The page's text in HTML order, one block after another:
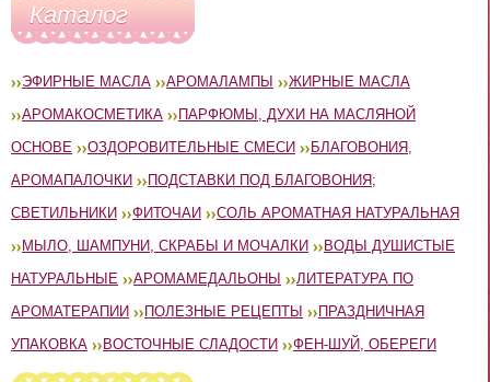
Каталог
ЭФИРНЫЕ МАСЛА АРОМАЛАМПЫ
ЖИРНЫЕ МАСЛА
АРОМАКОСМЕТИКА
ПАРФЮМЫ, ДУХИ НА МАСЛЯНОЙ
ОСНОВЕ
ОЗДОРОВИТЕЛЬНЫЕ СМЕСИ
БЛАГОВОНИЯ,
АРОМАПАЛОЧКИ
ПОДСТАВКИ ПОД БЛАГОВОНИЯ;
СВЕТИЛЬНИКИ
ФИТОЧАИ
СОЛЬ АРОМАТНАЯ НАТУРАЛЬНАЯ
МЫЛО, ШАМПУНИ, СКРАБЫ И МОЧАЛКИ
ВОДЫ ДУШИСТЫЕ
НАТУРАЛЬНЫЕ
АРОМАМЕДАЛЬОНЫ
ЛИТЕРАТУРА ПО
АРОМАТЕРАПИИ
ПОЛЕЗНЫЕ РЕЦЕПТЫ
ПРАЗДНИЧНАЯ
УПАКОВКА
ВОСТОЧНЫЕ СЛАДОСТИ ФЕН-ШУЙ, ОБЕРЕГИ